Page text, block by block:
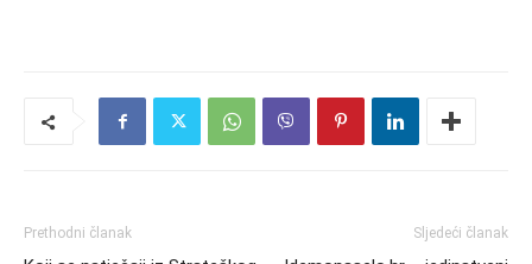
Prethodni članak Sljedeći članak